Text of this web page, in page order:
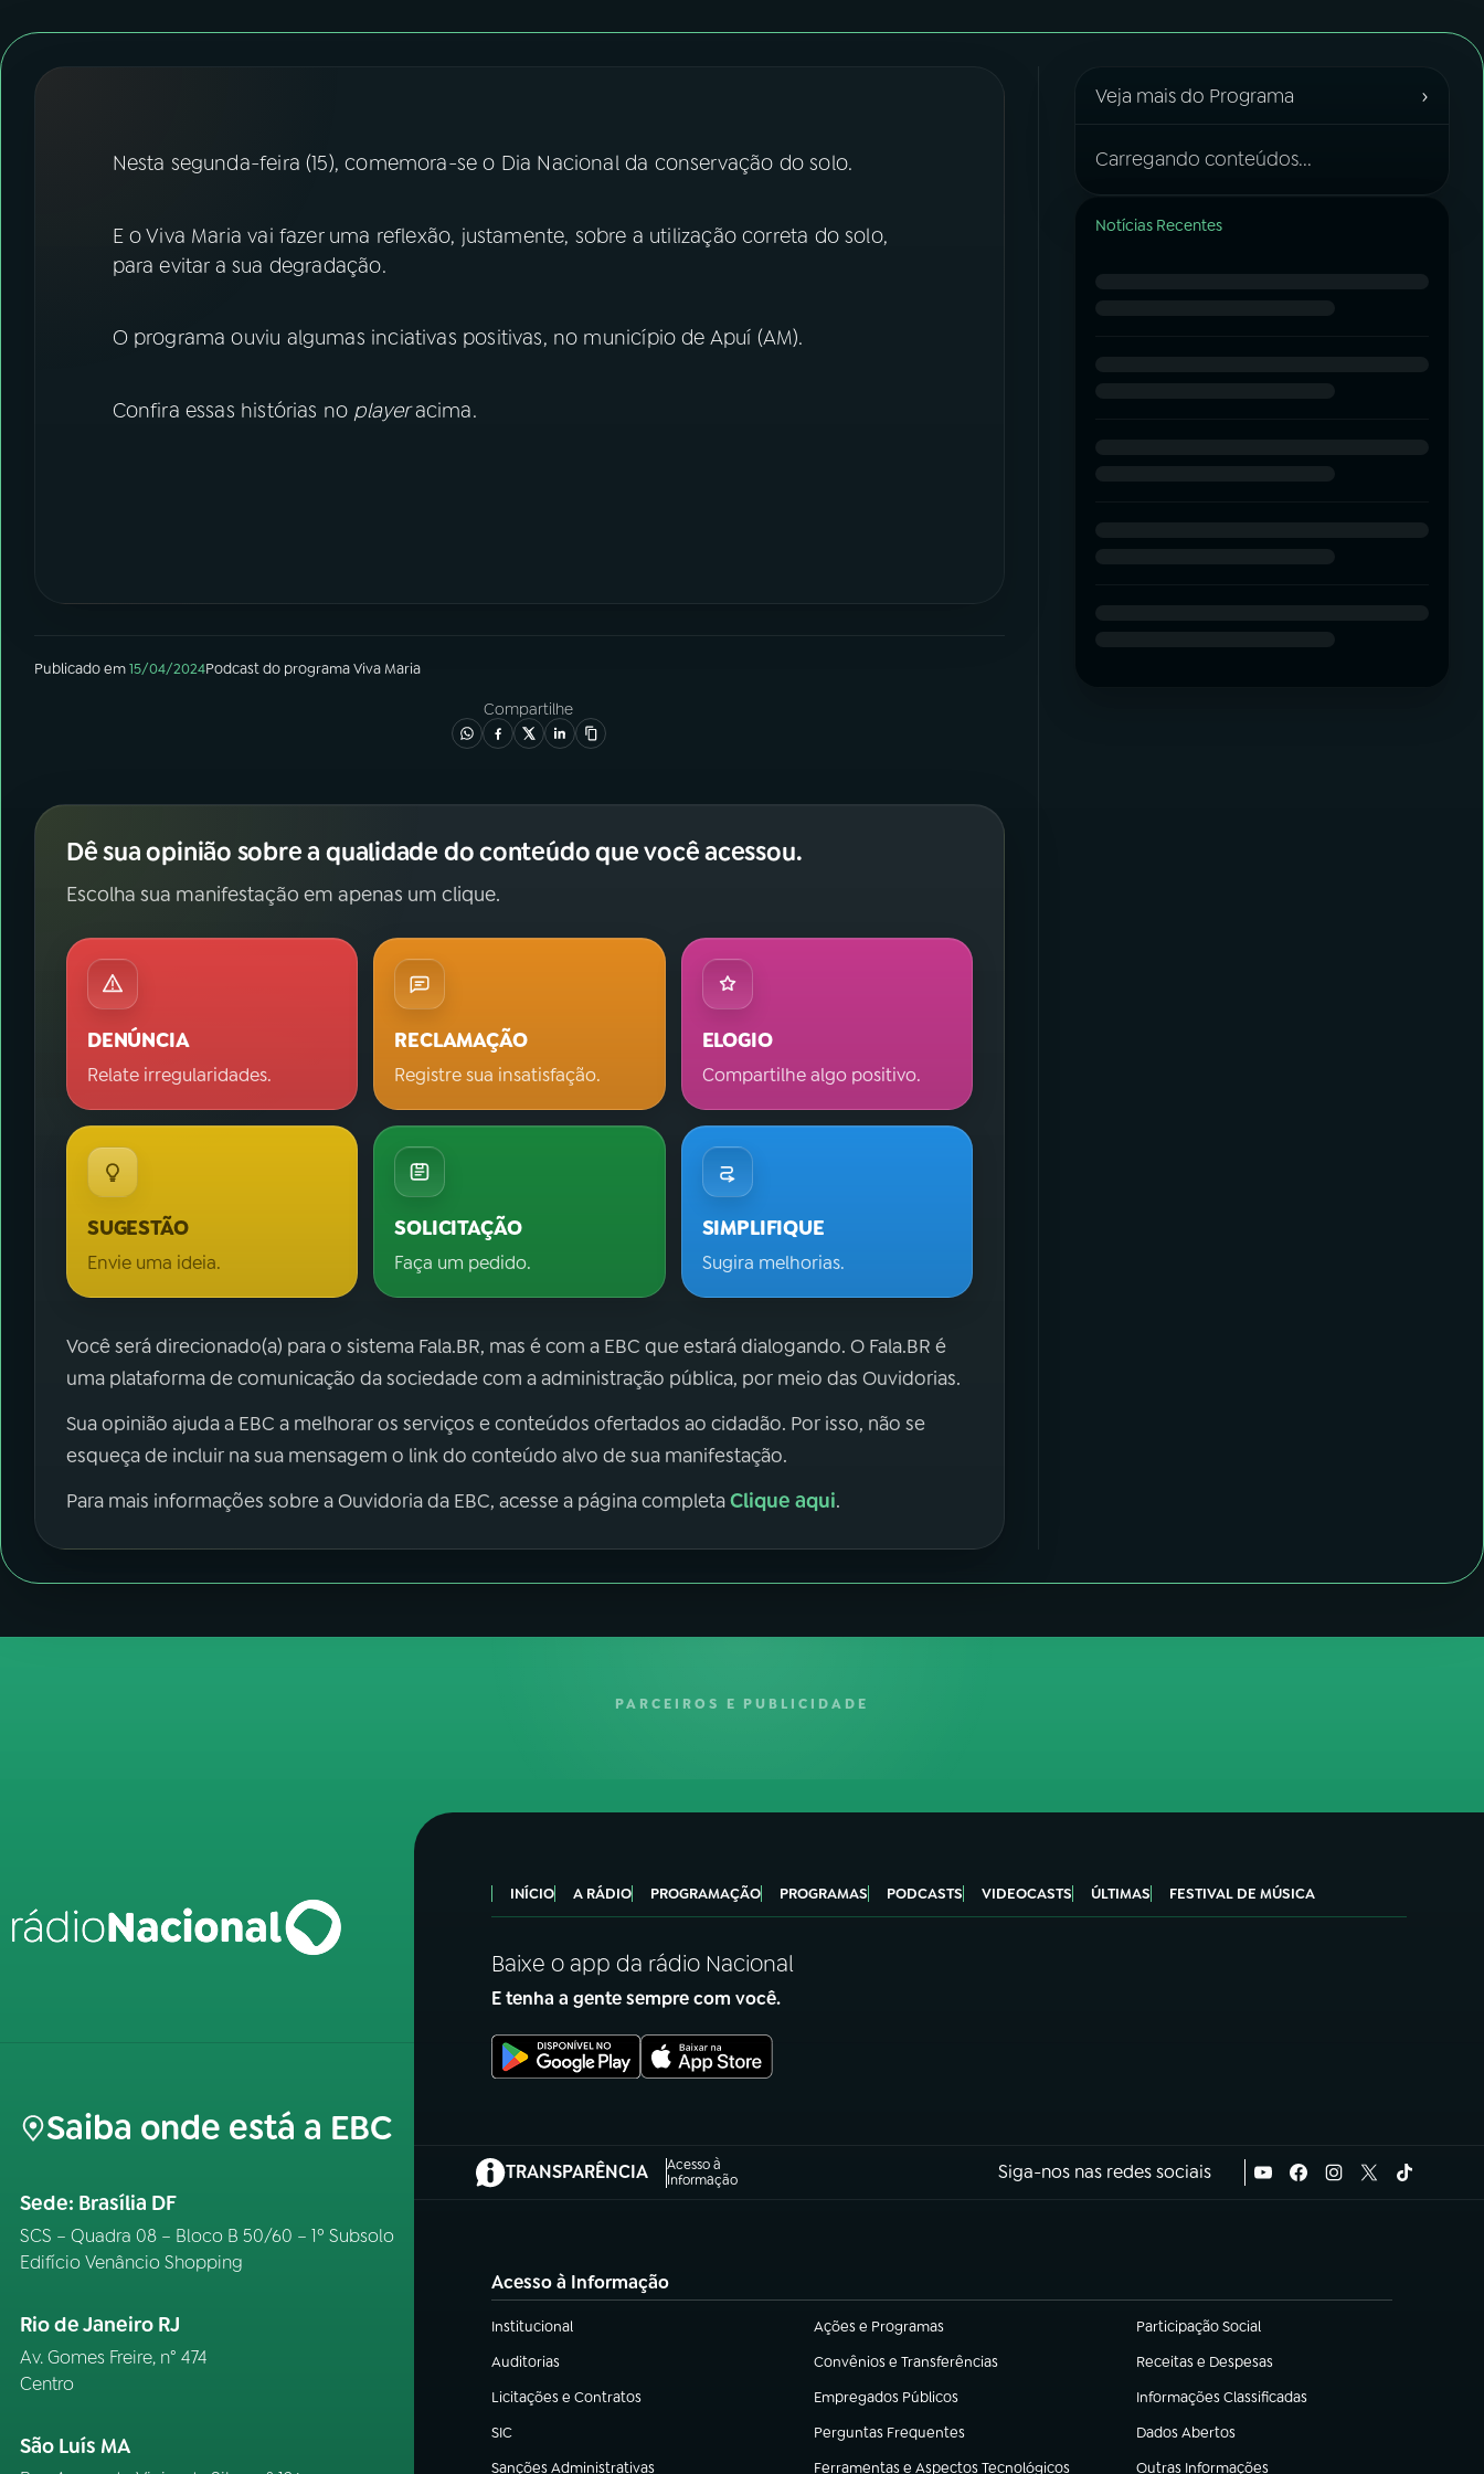
Nesta segunda-feira (15), comemora-se o Dia Nacional da conservação do solo.
E o Viva Maria vai fazer uma reflexão, justamente, sobre a utilização correta do solo,
para evitar a sua degradação.
O programa ouviu algumas inciativas positivas, no município de Apuí (AM).
Confira essas histórias no playeracima.
Publicado em15/04/2024Podcastdo programaViva Maria
Compartilhe
Dê sua opinião sobre a qualidade do conteúdo que você acessou.
Escolha sua manifestação em apenas um clique.
DENÚNCIA
Relate irregularidades.
RECLAMAÇÃO
Registre sua insatisfação.
ELOGIO
Compartilhe algo positivo.
SUGESTÃO
Envie uma ideia.
SOLICITAÇÃO
Faça um pedido.
SIMPLIFIQUE
Sugira melhorias.
Você será direcionado(a) para o sistema Fala.BR, mas é com a EBC que estará dialogando. O Fala.BR é
uma plataforma de comunicação da sociedade com a administração pública, por meio das Ouvidorias.
Sua opinião ajuda a EBC a melhorar os serviços e conteúdos ofertados ao cidadão. Por isso, não se
esqueça de incluir na sua mensagem o link do conteúdo alvo de sua manifestação.
Para mais informações sobre a Ouvidoria da EBC, acesse a página completaClique aqui.
Veja mais do Programa ›
Carregando conteúdos...
Notícias Recentes
PARCEIROS E PUBLICIDADE
Saiba onde está a EBC
Sede: Brasília DF
SCS – Quadra 08 – Bloco B 50/60 – 1º Subsolo
Edifício Venâncio Shopping
Rio de Janeiro RJ
Av. Gomes Freire, n° 474
Centro
São Luís MA
INÍCIO A RÁDIO PROGRAMAÇÃO PROGRAMAS PODCASTS VIDEOCASTS ÚLTIMAS FESTIVAL DE MÚSICA
Baixe o app da rádio Nacional
E tenha a gente sempre com você.
TRANSPARÊNCIA
Acesso à
Informação
(abre em nova aba) Siga-nos nas redes sociais
Acesso à Informação
Institucional
(abre em nova aba) Ações e Programas
(abre em nova aba) Participação Social
(abre em nova aba)
Auditorias
(abre em nova aba) Convênios e Transferências
(abre em nova aba) Receitas e Despesas
(abre em nova aba)
Licitações e Contratos
(abre em nova aba) Empregados Públicos
(abre em nova aba) Informações Classificadas
(abre em nova aba)
SIC
(abre em nova aba) Perguntas Frequentes
(abre em nova aba) Dados Abertos
(abre em nova aba)
Sanções Administrativas
Ferramentas e Aspectos Tecnológicos Outras Informações